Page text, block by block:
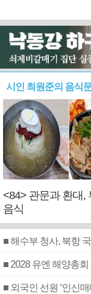
시인 최원준의 음식
<84> 관문과 환대,
음식
■ 해수부 청사, 북항
■ 2028 유엔 해양총회
■ 외국인 선원 ‘인신